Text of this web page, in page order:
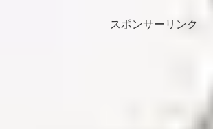
スポンサーリンク